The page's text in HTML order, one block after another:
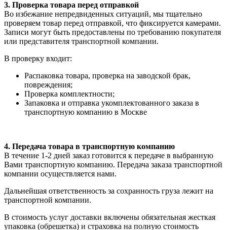
3. Проверка товара перед отправкой
Во избежание непредвиденных ситуаций, мы тщательно
проверяем товар перед отправкой, что фиксируется камерами.
Записи могут быть предоставлены по требованию покупателя
или представителя транспортной компании.
В проверку входит:
Распаковка товара, проверка на заводской брак,
повреждения;
Проверка комплектности;
Запаковка и отправка укомплектованного заказа в
транспортную компанию в Москве
4. Передача товара в транспортную компанию
В течение 1-2 дней заказ готовится к передаче в выбранную
Вами транспортную компанию. Передача заказа транспортной
компании осуществляется нами.
Дальнейшая ответственность за сохранность груза лежит на
транспортной компании.
В стоимость услуг доставки включены обязательная жесткая
упаковка (обрешетка) и страховка на полную стоимость